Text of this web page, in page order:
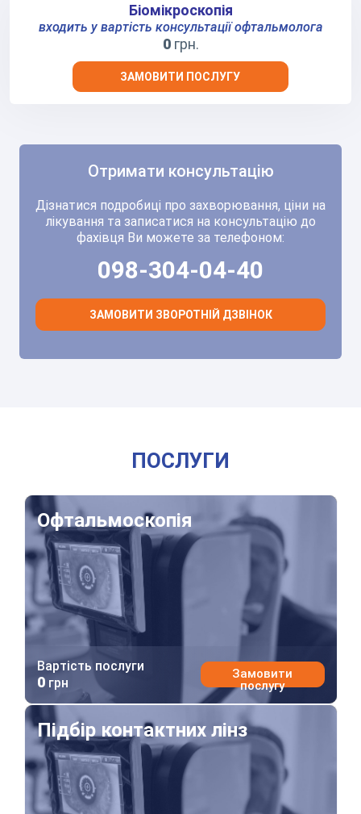
Біомікроскопія
входить у вартість консультації офтальмолога
0 грн.
ЗАМОВИТИ ПОСЛУГУ
Отримати консультацію
Дізнатися подробиці про захворювання, ціни на
лікування та записатися на консультацію до
фахівця Ви можете за телефоном:
098-304-04-40
ЗАМОВИТИ ЗВОРОТНІЙ ДЗВІНОК
ПОСЛУГИ
Офтальмоскопія
Офтальмоскопія
Вартість послуги
0грн
Замовити
послугу
Підбір контактних лінз
Підбір контактних лінз